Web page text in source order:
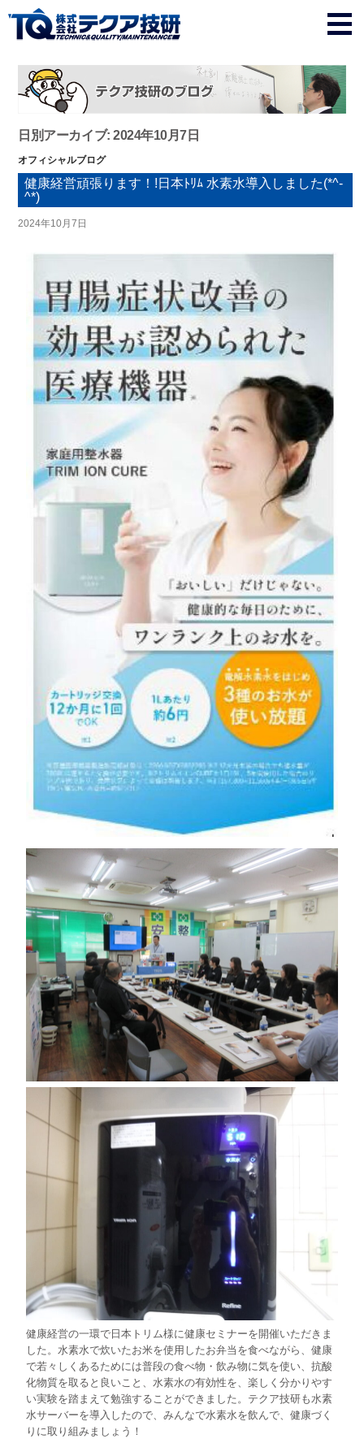
日別アーカイブ: 2024年10月7日
オフィシャルブログ
健康経営頑張ります！!日本ﾄﾘﾑ 水素水導入しました(*^-
^*)
2024年10月7日
健康経営の一環で日本トリム様に健康セミナーを開催いただきま
した。水素水で炊いたお米を使用したお弁当を食べながら、健康
で若々しくあるためには普段の食べ物・飲み物に気を使い、抗酸
化物質を取ると良いこと、水素水の有効性を、楽しく分かりやす
い実験を踏まえて勉強することができました。テクア技研も水素
水サーバーを導入したので、みんなで水素水を飲んで、健康づく
りに取り組みましょう！